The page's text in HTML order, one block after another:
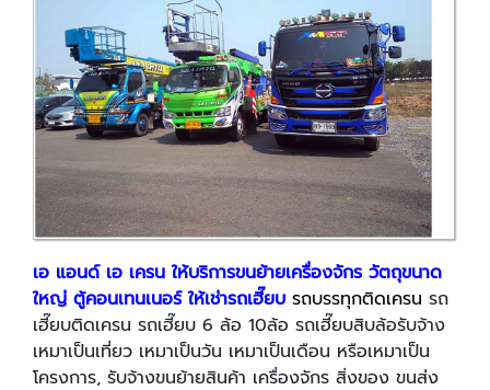
เอ แอนด์ เอ เครน ให้บริการขนย้ายเครื่องจักร วัตถุขนาด
ใหญ่ ตู้คอนเทนเนอร์ ให้เช่ารถเฮี๊ยบ รถบรรทุกติดเครน รถ
เฮี๊ยบติดเครน รถเฮี๊ยบ 6 ล้อ 10ล้อ รถเฮี๊ยบสิบล้อรับจ้าง
เหมาเป็นเที่ยว เหมาเป็นวัน เหมาเป็นเดือน หรือเหมาเป็น
โครงการ, รับจ้างขนย้ายสินค้า เครื่องจักร สิ่งของ ขนส่ง